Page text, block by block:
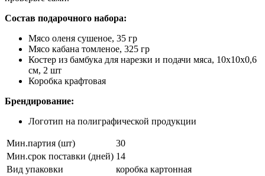
Состав подарочного набора:
Мясо оленя сушеное, 35 гр
Мясо кабана томленое, 325 гр
Костер из бамбука для нарезки и подачи мяса, 10х10х0,6
см, 2 шт
Коробка крафтовая
Брендирование:
Логотип на полиграфической продукции
Мин.партия (шт)
30
Мин.срок поставки (дней) 14
Вид упаковки
коробка картонная